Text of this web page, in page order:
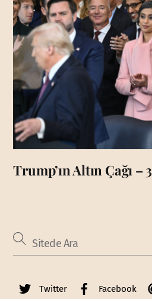
Trump’ın Altın Çağı – 3
Twitter Facebook